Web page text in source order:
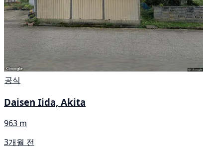
공식
Daisen Iida, Akita
963 m
3개월 전